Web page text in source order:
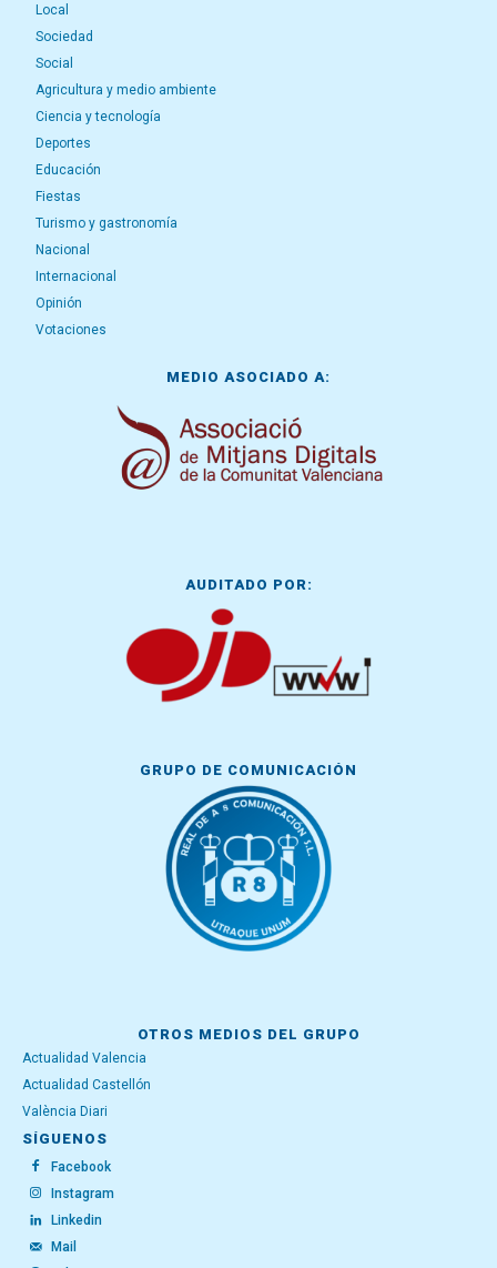
Local
Sociedad
Social
Agricultura y medio ambiente
Ciencia y tecnología
Deportes
Educación
Fiestas
Turismo y gastronomía
Nacional
Internacional
Opinión
Votaciones
MEDIO ASOCIADO A:
AUDITADO POR:
GRUPO DE COMUNICACIÓN
OTROS MEDIOS DEL GRUPO
Actualidad Valencia
Actualidad Castellón
València Diari
SÍGUENOS
Facebook
Instagram
Linkedin
Mail